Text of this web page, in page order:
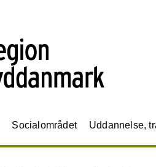
Socialområdet Uddannelse,